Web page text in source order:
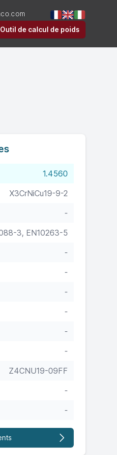
Outil de calcul de poids
1.4560
X3CrNiCu19-9-2
-
3, EN10263-5
-
-
-
-
-
-
Z4CNU19-09FF
-
-